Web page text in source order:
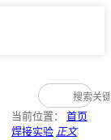
当前位置： 首页
焊接实验 正文